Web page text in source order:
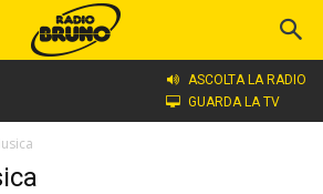
ASCOLTA LA RADIO
GUARDA LA TV